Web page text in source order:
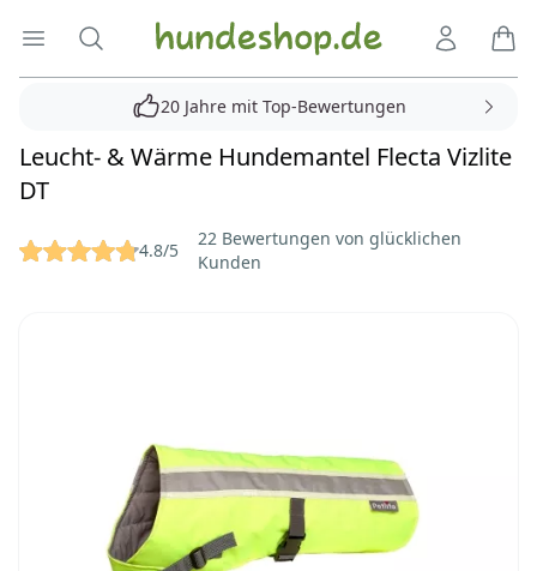
Menü öffnen
Suche Hundeshop.de
20 Jahre mit Top-Bewertungen
Leucht- & Wärme Hundemantel Flecta Vizlite
DT
Reviews 4.8/5
22 Bewertungen von glücklichen
Kunden